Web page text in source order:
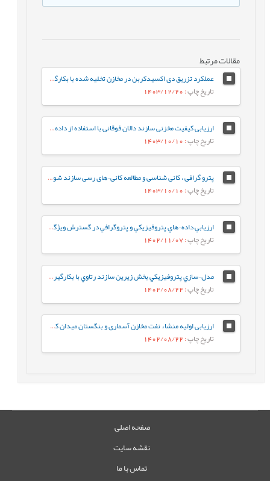
مقالات مرتبط
عملکرد تزریق دی اکسیدکربن در مخازن تخلیه شده با بکارگیری الگوریتم های شبکه عصبی
تاریخ چاپ: 1403/12/20
ارزیابی کیفیت مخزنی سازند دالان فوقانی با استفاده از داده‌های پتروفیزیکی در یکی از میادین گازی جنوب ایران
تاریخ چاپ: 1403/10/10
پترو گرافی ، کانی شناسی و مطالعه کانی¬های رسی سازند شوریجه میدان گنبدلی و تاثیر آن بر ویژه گی های مخزن
تاریخ چاپ: 1403/10/10
ارزيابي داده¬هاي پتروفيزيکي و پتروگرافي در گسترش ويژگي¬هاي مخزني سازند سروک در شمال غرب خليج فارس
تاریخ چاپ: 1402/11/07
مدل¬سازي پتروفيزيکي بخش زيرين سازند رتاوي با بکارگيري شبکه عصبي در تلفيق داده¬هاي لرزه¬اي و نمودارهاي چاه¬پيمايي
تاریخ چاپ: 1402/08/22
ارزیابی اولیه منشاء نفت مخازن آسماری و بنگستان میدان کوپال با استفاده از داده های ایزوتوپی و ژئوشیمیایی
تاریخ چاپ: 1402/08/22
صفحه اصلی
نقشه سایت
تماس با ما